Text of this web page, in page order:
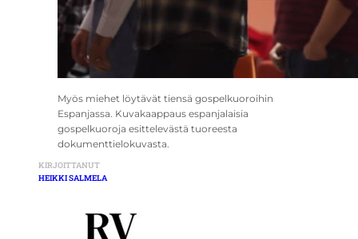
Myös miehet löytävät tiensä gospelkuoroihin
Espanjassa. Kuvakaappaus espanjalaisia
gospelkuoroja esittelevästä tuoreesta
dokumenttielokuvasta.
KIRJOITTANUT
HEIKKI SALMELA